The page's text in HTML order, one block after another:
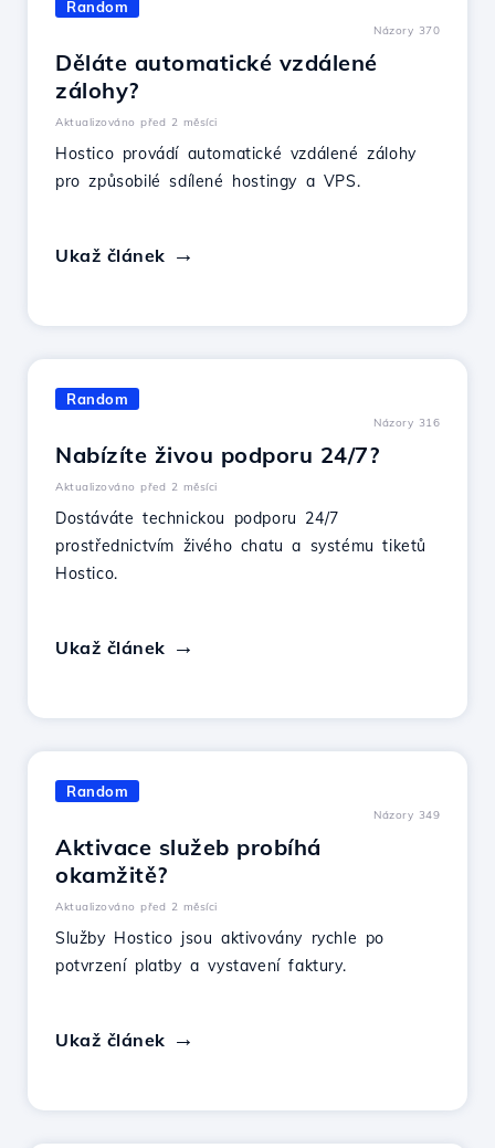
Random
Názory 370
Děláte automatické vzdálené
zálohy?
Aktualizováno před 2 měsíci
Hostico provádí automatické vzdálené zálohy
pro způsobilé sdílené hostingy a VPS.
Ukaž článek
Random
Názory 316
Nabízíte živou podporu 24/7?
Aktualizováno před 2 měsíci
Dostáváte technickou podporu 24/7
prostřednictvím živého chatu a systému tiketů
Hostico.
Ukaž článek
Random
Názory 349
Aktivace služeb probíhá
okamžitě?
Aktualizováno před 2 měsíci
Služby Hostico jsou aktivovány rychle po
potvrzení platby a vystavení faktury.
Ukaž článek